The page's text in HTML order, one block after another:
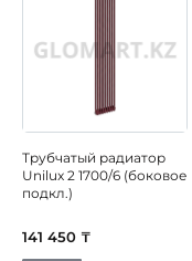
Трубчатый радиатор
Unilux 2 1700/6 (боковое
подкл.)
141 450 ₸